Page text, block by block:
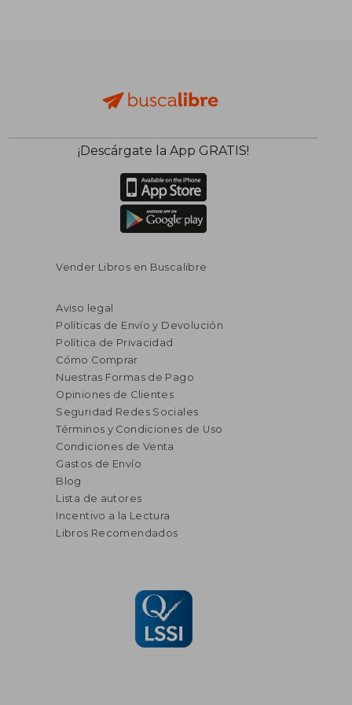
¡Descárgate la App GRATIS!
Vender Libros en Buscalibre
Aviso legal
Políticas de Envío y Devolución
Política de Privacidad
Cómo Comprar
Nuestras Formas de Pago
Opiniones de Clientes
Seguridad Redes Sociales
Términos y Condiciones de Uso
Condiciones de Venta
Gastos de Envío
Blog
Lista de autores
Incentivo a la Lectura
Libros Recomendados